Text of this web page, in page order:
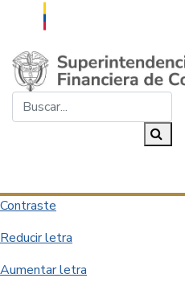
Saltar al contenido principal
Contraste
Reducir letra
Aumentar letra